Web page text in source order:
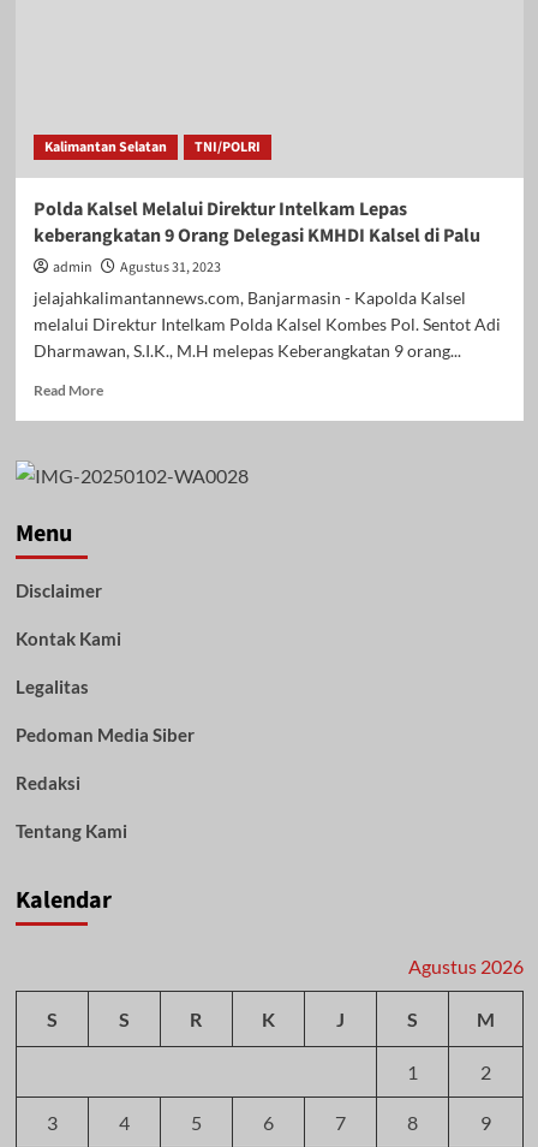
Kalimantan Selatan TNI/POLRI
Polda Kalsel Melalui Direktur Intelkam Lepas
keberangkatan 9 Orang Delegasi KMHDI Kalsel di Palu
admin
Agustus 31, 2023
jelajahkalimantannews.com, Banjarmasin - Kapolda Kalsel
melalui Direktur Intelkam Polda Kalsel Kombes Pol. Sentot Adi
Dharmawan, S.I.K., M.H melepas Keberangkatan 9 orang...
Read MoreRead
Kalsel
keberangkatan
Orang
di
Menu
Disclaimer
Kontak Kami
Legalitas
Pedoman Media Siber
Redaksi
Tentang Kami
Kalendar
Agustus 2026
S S R K J S M
1 2
3 4 5 6 7 8 9